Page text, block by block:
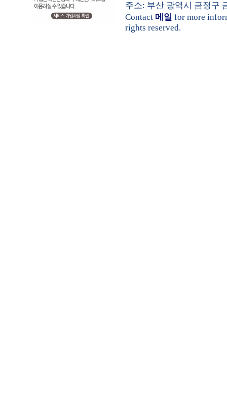
주소: 부산 광역시 금정구
Contact 메일 for more
rights reserved.